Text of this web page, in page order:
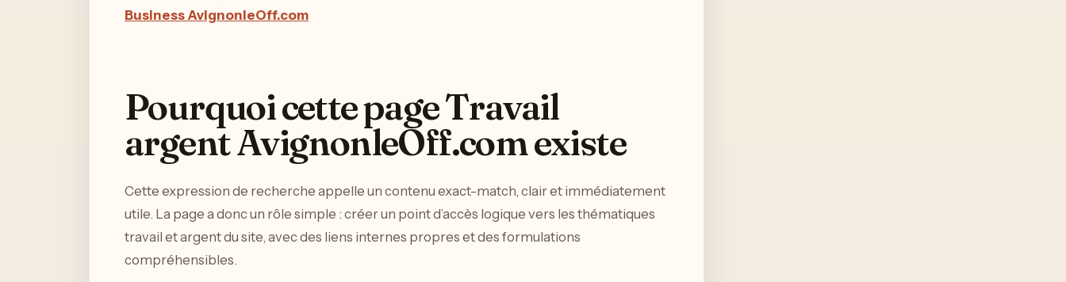
Business AvignonleOff.com
Pourquoi cette page Travail
argent AvignonleOff.com existe
Cette expression de recherche appelle un contenu exact-match, clair et immédiatement
utile. La page a donc un rôle simple : créer un point d’accès logique vers les thématiques
travail et argent du site, avec des liens internes propres et des formulations
compréhensibles.